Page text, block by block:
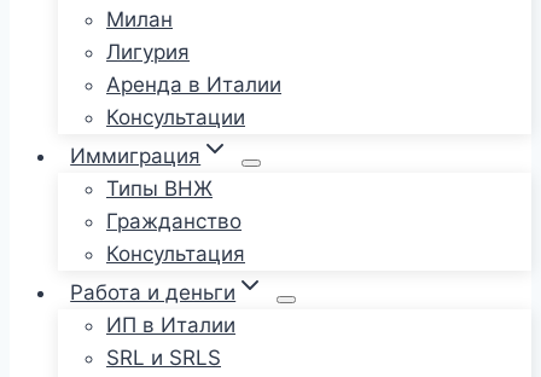
Милан
Лигурия
Аренда в Италии
Консультации
Иммиграция
Типы ВНЖ
Гражданство
Консультация
Работа и деньги
ИП в Италии
SRL и SRLS